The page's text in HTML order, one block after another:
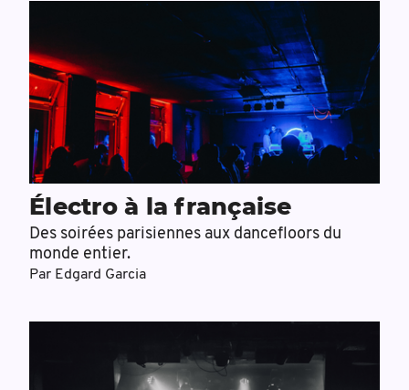
Électro à la française
Des soirées parisiennes aux dancefloors du
monde entier.
Par Edgard Garcia